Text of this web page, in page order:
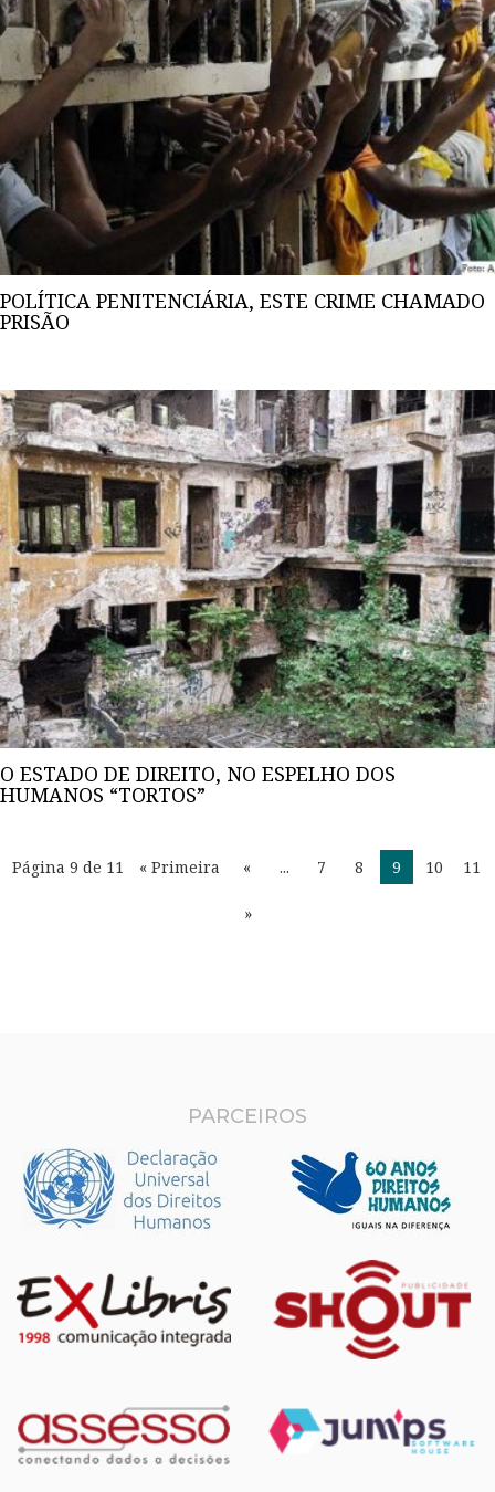
POLÍTICA PENITENCIÁRIA, ESTE CRIME CHAMADO
PRISÃO
O ESTADO DE DIREITO, NO ESPELHO DOS
HUMANOS “TORTOS”
Página 9 de 11 « Primeira « ... 7 8 9 10 11
»
PARCEIROS